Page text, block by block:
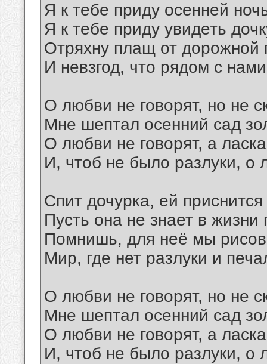
Я к тебе приду осенней
Я к тебе приду увидеть
Отряхну плащ от дорожной
И невзгод, что рядом с
О любви не говорят, но не
Мне шептал осенний сад
О любви не говорят, а
И, чтоб не было разлуки, о
Спит дочурка, ей
Пусть она не знает в жизни
Помнишь, для неё мы
Мир, где нет разлуки и
О любви не говорят, но не
Мне шептал осенний сад
О любви не говорят, а
И, чтоб не было разлуки, о